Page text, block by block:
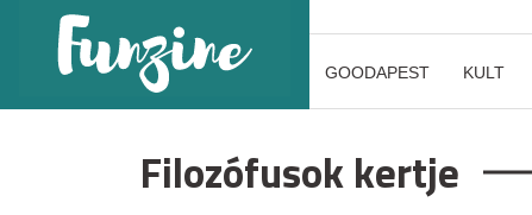
GOODAPEST KULT
Filozófusok kertje